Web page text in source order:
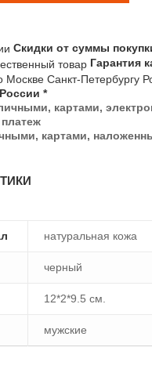
Скидки от суммы
Гарантия
*
картами,
натуральная кожа
черный
12*2*9.5 см.
мужские